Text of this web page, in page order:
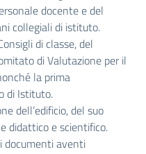
docente e del
collegiali di istituto.
di classe, del
di Valutazione per il
la prima
di Istituto.
dell’edificio, del suo
didattico e scientifico.
documenti aventi